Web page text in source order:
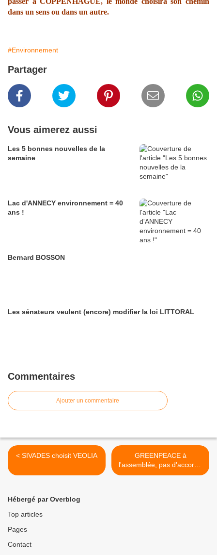
dans un sens ou dans un autre.
#Environnement
Partager
Vous aimerez aussi
Les 5 bonnes nouvelles de la
semaine
Lac d'ANNECY environnement = 40
ans !
Bernard BOSSON
Les sénateurs veulent (encore) modifier la loi LITTORAL
Commentaires
Ajouter un commentaire
< SIVADES choisit VEOLIA
GREENPEACE à
l'assemblée, pas d'accord !
>
Hébergé par Overblog
Top articles
Pages
Contact